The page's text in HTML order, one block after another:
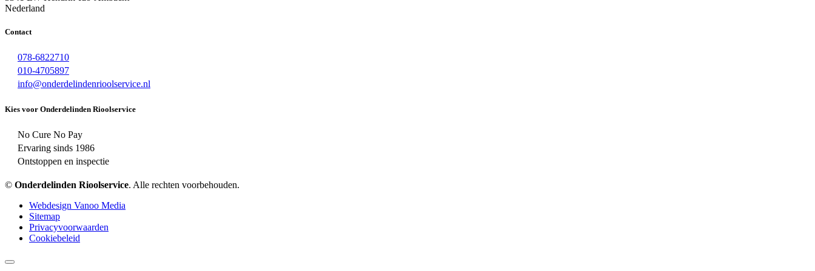
Nederland
Contact
078-6822710
010-4705897
info@onderdelindenrioolservice.nl
Kies voor Onderdelinden Rioolservice
No Cure No Pay
Ervaring sinds 1986
Ontstoppen en inspectie
© Onderdelinden Rioolservice. Alle rechten voorbehouden.
Webdesign Vanoo Media
Sitemap
Privacyvoorwaarden
Cookiebeleid